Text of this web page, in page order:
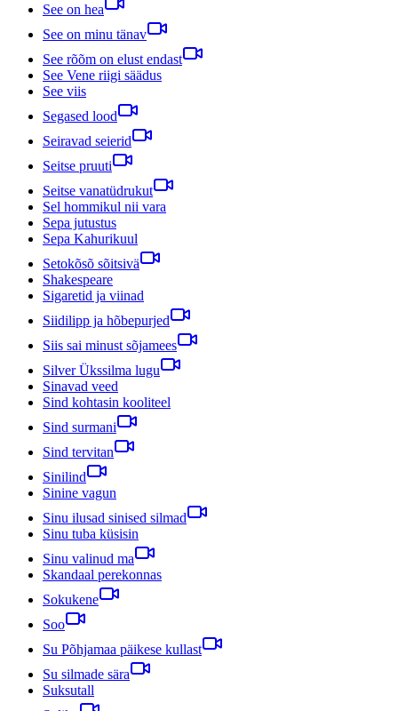
See on hea
See on minu tänav
See rõõm on elust endast
See Vene riigi säädus
See viis
Segased lood
Seiravad seierid
Seitse pruuti
Seitse vanatüdrukut
Sel hommikul nii vara
Sepa jutustus
Sepa Kahurikuul
Setokõsõ sõitsivä
Shakespeare
Sigaretid ja viinad
Siidilipp ja hõbepurjed
Siis sai minust sõjamees
Silver Ükssilma lugu
Sinavad veed
Sind kohtasin kooliteel
Sind surmani
Sind tervitan
Sinilind
Sinine vagun
Sinu ilusad sinised silmad
Sinu tuba küsisin
Sinu valinud ma
Skandaal perekonnas
Sokukene
Soo
Su Põhjamaa päikese kullast
Su silmade sära
Suksutall